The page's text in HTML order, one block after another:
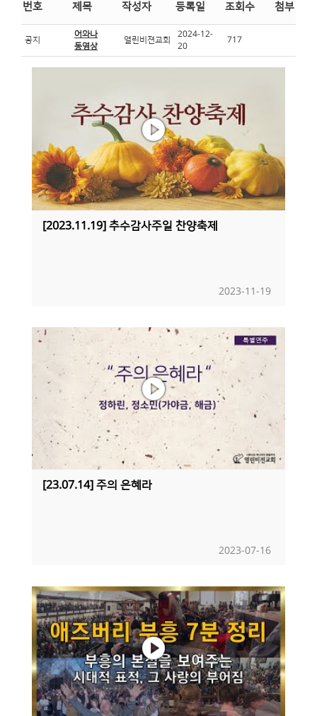
번호 제목 작성자 등록일 조회수 첨부 파일
공지
어와나
동영상
열린비젼교회
2024-12-
20
717
[2023.11.19] 추수감사주일 찬양축제
2023-11-19
[23.07.14] 주의 은혜라
2023-07-16